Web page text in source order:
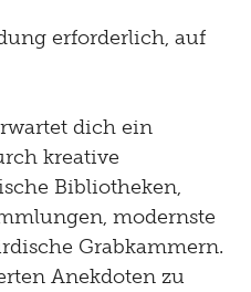
erforderlich, auf
dich ein
kreative
Bibliotheken,
modernste
Grabkammern.
Anekdoten zu